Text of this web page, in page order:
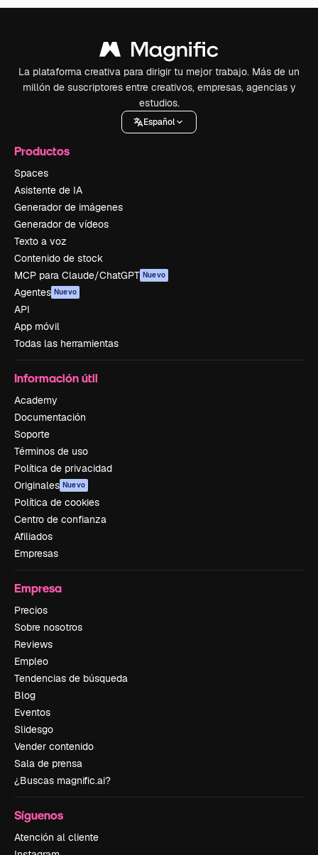
La plataforma creativa para dirigir tu mejor trabajo. Más de un
millón de suscriptores entre creativos, empresas, agencias y
estudios.
Español
Productos
Spaces
Asistente de IA
Generador de imágenes
Generador de vídeos
Texto a voz
Contenido de stock
MCP para Claude/ChatGPT Nuevo
Agentes Nuevo
API
App móvil
Todas las herramientas
Información útil
Academy
Documentación
Soporte
Términos de uso
Política de privacidad
Originales Nuevo
Política de cookies
Centro de confianza
Afiliados
Empresas
Empresa
Precios
Sobre nosotros
Reviews
Empleo
Tendencias de búsqueda
Blog
Eventos
Slidesgo
Vender contenido
Sala de prensa
¿Buscas magnific.ai?
Síguenos
Atención al cliente